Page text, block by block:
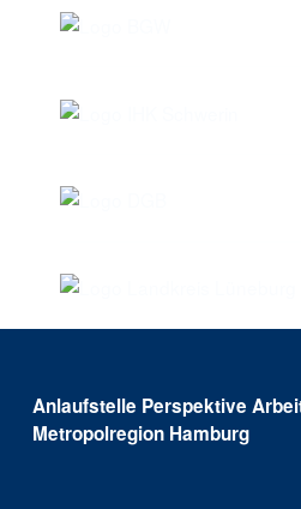
Anlaufstelle Perspektive
Metropolregion Hamburg